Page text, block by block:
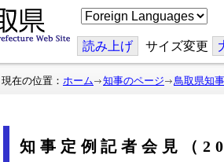
こ
の
ジ
を
翻
読み上げ サイズ変更
現在の位置： ホーム 知事のページ 鳥取県知
知事定例記者会見（